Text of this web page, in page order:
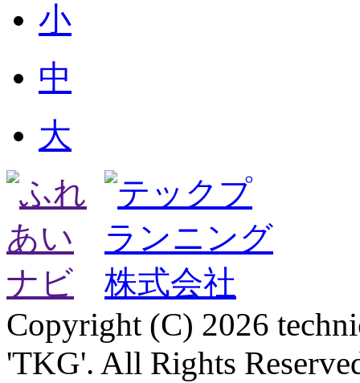
小
中
大
Copyright (C) 2026
'TKG'. All Rights